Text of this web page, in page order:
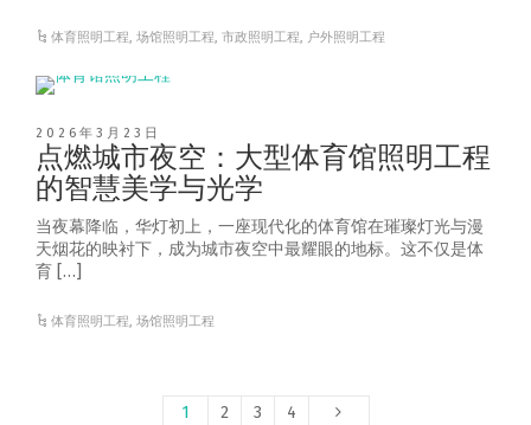
体育照明工程,场馆照明工程,市政照明工程, 户外照明工程
2026年3月23日
点燃城市夜空：大型体育馆照明工程
的智慧美学与光学
当夜幕降临，华灯初上，一座现代化的体育馆在璀璨灯光与漫
天烟花的映衬下，成为城市夜空中最耀眼的地标。这不仅是体
育 […]
体育照明工程,场馆照明工程
1 2 3 4